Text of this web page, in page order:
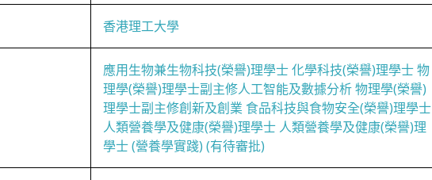
香港理工大學
應用生物兼生物科技(榮譽)理學士 化學科技(榮譽)理學士 物
理學(榮譽)理學士副主修人工智能及數據分析 物理學(榮譽)
理學士副主修創新及創業 食品科技與食物安全(榮譽)理學士
人類營養學及健康(榮譽)理學士 人類營養學及健康(榮譽)理
學士 (營養學實踐) (有待審批)